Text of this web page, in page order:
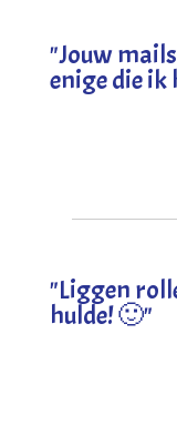
"Jouw
enige die ik
"Liggen
hulde! 🙂"